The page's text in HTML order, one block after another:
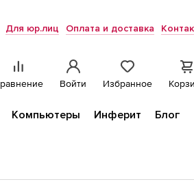
Для юр.лиц Оплата и доставка
Войти Избранное
Компьютеры Инферит
Блог